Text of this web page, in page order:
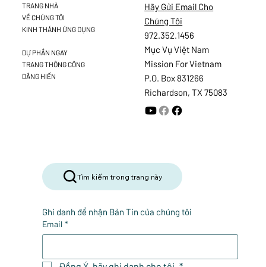
Tìm kiếm trong trang này
Ghi danh để nhận Bản Tin của chúng tôi
Email *
Hãy Gửi Email Cho
Chúng Tôi
972.352.1456
Mục Vụ Việt Nam
Mission For Vietnam
P.O. Box 831266
Richardson, TX 75083
TRANG NHÀ
VỀ CHÚNG TÔI
KINH THÁNH ỨNG DỤNG
DỰ PHẦN NGAY
TRANG THÔNG CÔNG
DÂNG HIẾN